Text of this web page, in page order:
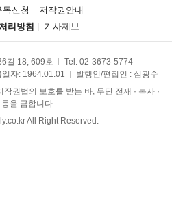
독신청
저작권안내
리방침
기사제보
길 18, 609호 Tel: 02-3673-5774
일자: 1964.01.01
발행인/편집인 : 심광수
권법의 보호를 받는 바, 무단 전재 · 복사 ·
을 금합니다.
All Right Reserved.